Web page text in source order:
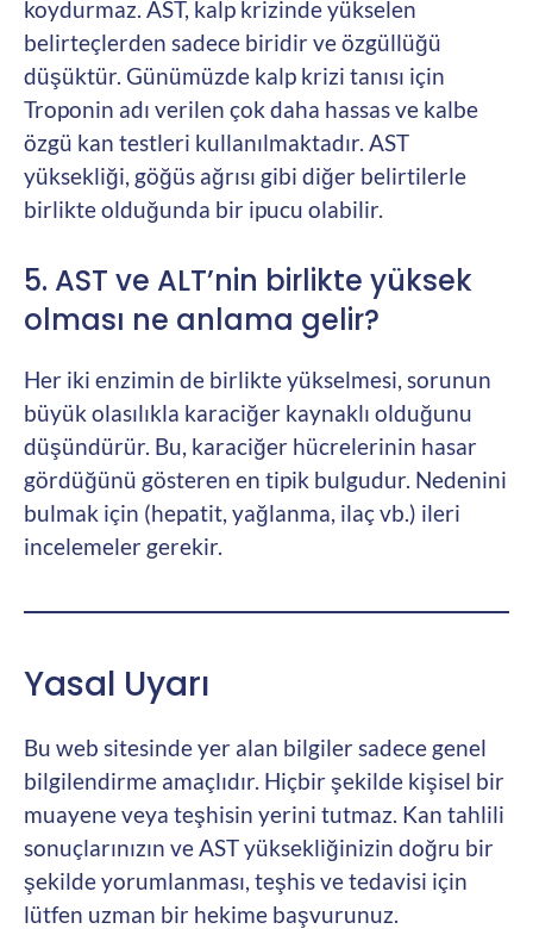
koydurmaz. AST, kalp krizinde yükselen
belirteçlerden sadece biridir ve özgüllüğü
düşüktür. Günümüzde kalp krizi tanısı için
Troponin adı verilen çok daha hassas ve kalbe
özgü kan testleri kullanılmaktadır. AST
yüksekliği, göğüs ağrısı gibi diğer belirtilerle
birlikte olduğunda bir ipucu olabilir.
5. AST ve ALT’nin birlikte yüksek
olması ne anlama gelir?
Her iki enzimin de birlikte yükselmesi, sorunun
büyük olasılıkla karaciğer kaynaklı olduğunu
düşündürür. Bu, karaciğer hücrelerinin hasar
gördüğünü gösteren en tipik bulgudur. Nedenini
bulmak için (hepatit, yağlanma, ilaç vb.) ileri
incelemeler gerekir.
Yasal Uyarı
Bu web sitesinde yer alan bilgiler sadece genel
bilgilendirme amaçlıdır. Hiçbir şekilde kişisel bir
muayene veya teşhisin yerini tutmaz. Kan tahlili
sonuçlarınızın ve AST yüksekliğinizin doğru bir
şekilde yorumlanması, teşhis ve tedavisi için
lütfen uzman bir hekime başvurunuz.